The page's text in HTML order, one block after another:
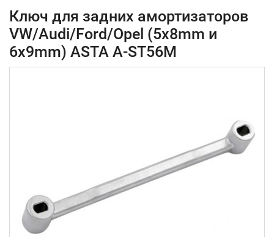
Ключ для задних амортизаторов
VW/Audi/Ford/Opel (5x8mm и
6x9mm) ASTA A-ST56M